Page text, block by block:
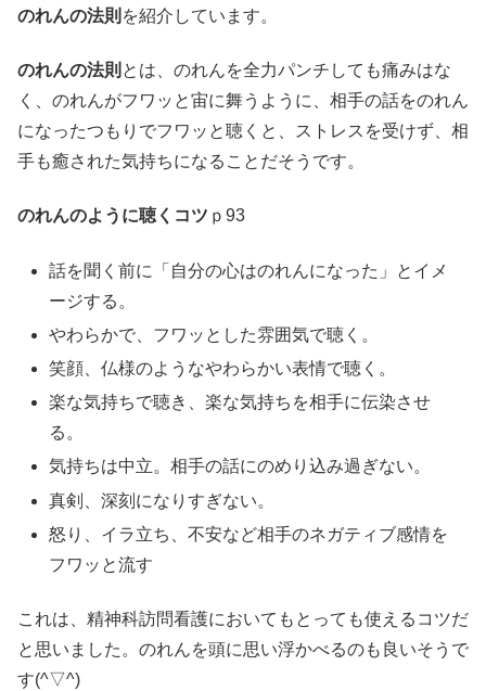
のれんの法則 を紹介しています。
のれんの法則 とは、のれんを全力パンチしても痛みはな
く、のれんがフワッと宙に舞うように、相手の話をのれん
になったつもりでフワッと聴くと、ストレスを受けず、相
手も癒された気持ちになることだそうです。
のれんのように聴くコツ ｐ93
話を聞く前に「自分の心はのれんになった」とイメ
ージする。
やわらかで、フワッとした雰囲気で聴く。
笑顔、仏様のようなやわらかい表情で聴く。
楽な気持ちで聴き、楽な気持ちを相手に伝染させ
る。
気持ちは中立。相手の話にのめり込み過ぎない。
真剣、深刻になりすぎない。
怒り、イラ立ち、不安など相手のネガティブ感情を
フワッと流す
これは、精神科訪問看護においてもとっても使えるコツだ
と思いました。のれんを頭に思い浮かべるのも良いそうで
す(^▽^)